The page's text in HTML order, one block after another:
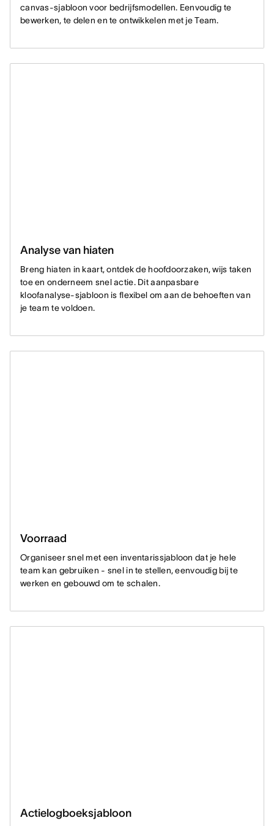
canvas-sjabloon voor bedrijfsmodellen. Eenvoudig te
bewerken, te delen en te ontwikkelen met je Team.
Analyse van hiaten
Breng hiaten in kaart, ontdek de hoofdoorzaken, wijs taken
toe en onderneem snel actie. Dit aanpasbare
kloofanalyse-sjabloon is flexibel om aan de behoeften van
je team te voldoen.
Voorraad
Organiseer snel met een inventarissjabloon dat je hele
team kan gebruiken - snel in te stellen, eenvoudig bij te
werken en gebouwd om te schalen.
Actielogboeksjabloon